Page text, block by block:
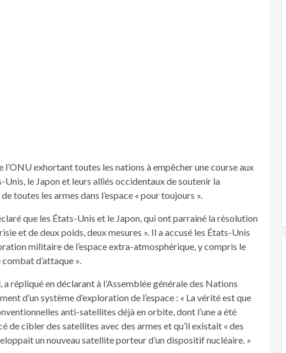
l’ONU exhortant toutes les nations à empêcher une course aux
le Japon et leurs alliés occidentaux de soutenir la
toutes les armes dans l’espace « pour toujours ».
que les États-Unis et le Japon, qui ont parrainé la résolution
et de deux poids, deux mesures ». Il a accusé les États-Unis
militaire de l’espace extra-atmosphérique, y compris le
d’attaque ».
répliqué en déclarant à l’Assemblée générale des Nations
d’un système d’exploration de l’espace : « La vérité est que
anti-satellites déjà en orbite, dont l’une a été
de cibler des satellites avec des armes et qu’il existait « des
un nouveau satellite porteur d’un dispositif nucléaire. »